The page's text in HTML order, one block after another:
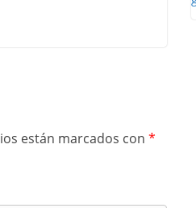
están marcados con *